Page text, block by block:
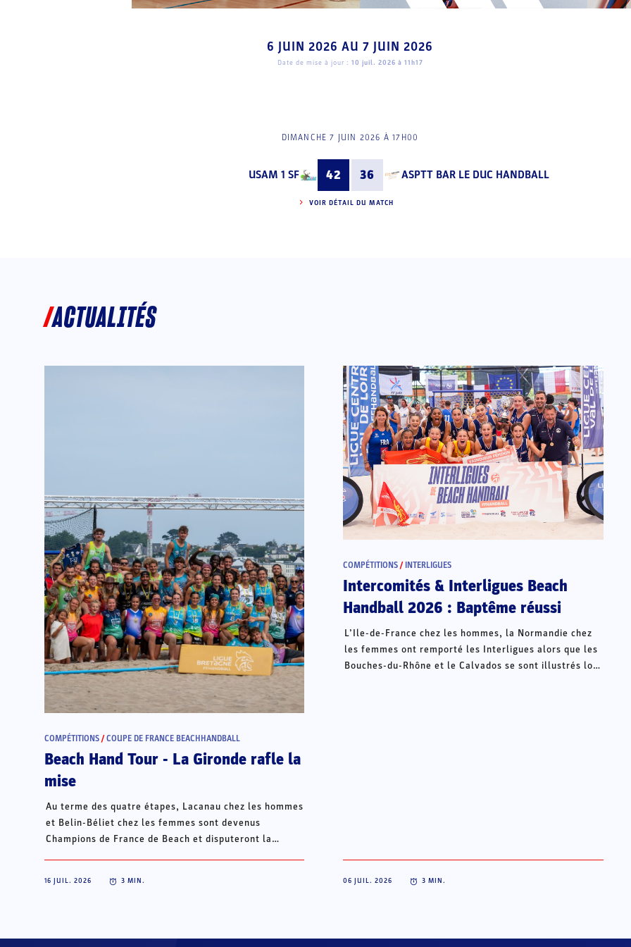
6 JUIN 2026 AU 7 JUIN 2026
Date de mise à jour : 10 juil. 2026 à 11h17
DIMANCHE 7 JUIN 2026 À 17H00
USAM 1 SF 42 36 ASPTT BAR LE DUC HANDBALL
VOIR DÉTAIL DU MATCH
ACTUALITÉS
COMPÉTITIONS /COUPE DE FRANCE BEACHHANDBALL
Beach Hand Tour - La Gironde rafle la
mise
Au terme des quatre étapes, Lacanau chez les hommes
et Belin-Béliet chez les femmes sont devenus
Champions de France de Beach et disputeront la
16 JUIL. 2026 3 MIN.
COMPÉTITIONS / INTERLIGUES
Intercomités & Interligues Beach
Handball 2026 : Baptême réussi
L’Ile-de-France chez les hommes, la Normandie chez
les femmes ont remporté les Interligues alors que les
Bouches-du-Rhône et le Calvados se sont illustrés lors
06 JUIL. 2026 3 MIN.